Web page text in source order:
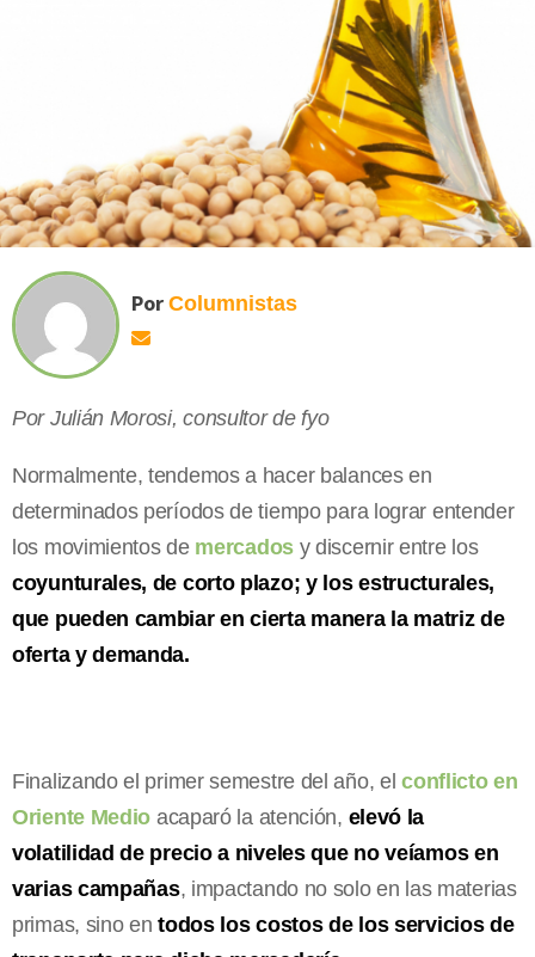
Por Columnistas
Por Julián Morosi, consultor de fyo
Normalmente, tendemos a hacer balances en
determinados períodos de tiempo para lograr entender
los movimientos de mercadosy discernir entre los
coyunturales, de corto plazo; y los estructurales,
que pueden cambiar en cierta manera la matriz de
oferta y demanda.
Finalizando el primer semestre del año, elconflicto en
Oriente Medio acaparó la atención, elevó la
volatilidad de precio a niveles que no veíamos en
varias campañas, impactando no solo en las materias
primas, sino entodos los costos de los servicios de